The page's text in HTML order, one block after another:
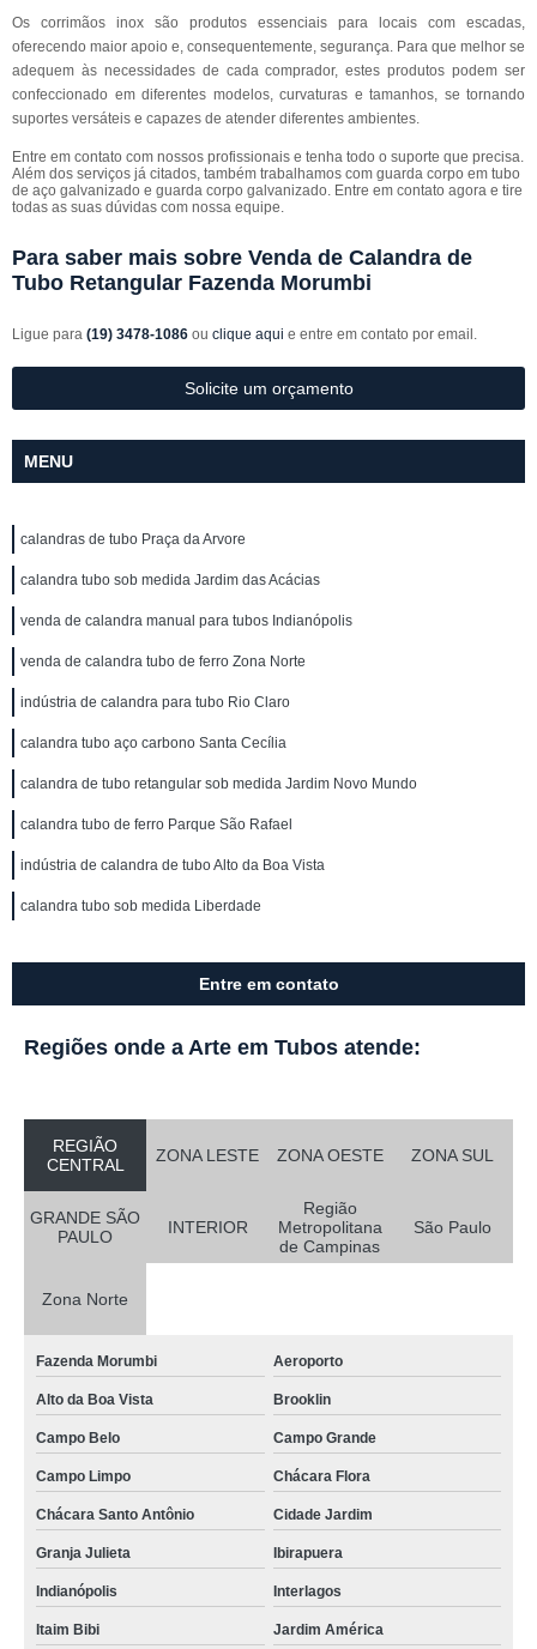
Os corrimãos inox são produtos essenciais para locais com escadas,
oferecendo maior apoio e, consequentemente, segurança. Para que melhor se
adequem às necessidades de cada comprador, estes produtos podem ser
confeccionado em diferentes modelos, curvaturas e tamanhos, se tornando
suportes versáteis e capazes de atender diferentes ambientes.
Entre em contato com nossos profissionais e tenha todo o suporte que precisa.
Além dos serviços já citados, também trabalhamos com guarda corpo em tubo
de aço galvanizado e guarda corpo galvanizado. Entre em contato agora e tire
todas as suas dúvidas com nossa equipe.
Para saber mais sobre Venda de Calandra de
Tubo Retangular Fazenda Morumbi
Ligue para (19) 3478-1086 ou clique aqui e entre em contato por email.
Solicite um orçamento
MENU
calandras de tubo Praça da Arvore
calandra tubo sob medida Jardim das Acácias
venda de calandra manual para tubos Indianópolis
venda de calandra tubo de ferro Zona Norte
indústria de calandra para tubo Rio Claro
calandra tubo aço carbono Santa Cecília
calandra de tubo retangular sob medida Jardim Novo Mundo
calandra tubo de ferro Parque São Rafael
indústria de calandra de tubo Alto da Boa Vista
calandra tubo sob medida Liberdade
Entre em contato
Regiões onde a Arte em Tubos atende:
REGIÃO
CENTRAL
ZONA LESTE ZONA OESTE ZONA SUL
GRANDE SÃO
PAULO
INTERIOR
Região
Metropolitana
de Campinas
São Paulo
Zona Norte
Fazenda Morumbi Aeroporto
Alto da Boa Vista Brooklin
Campo Belo Campo Grande
Campo Limpo Chácara Flora
Chácara Santo Antônio Cidade Jardim
Granja Julieta Ibirapuera
Indianópolis Interlagos
Itaim Bibi Jardim América